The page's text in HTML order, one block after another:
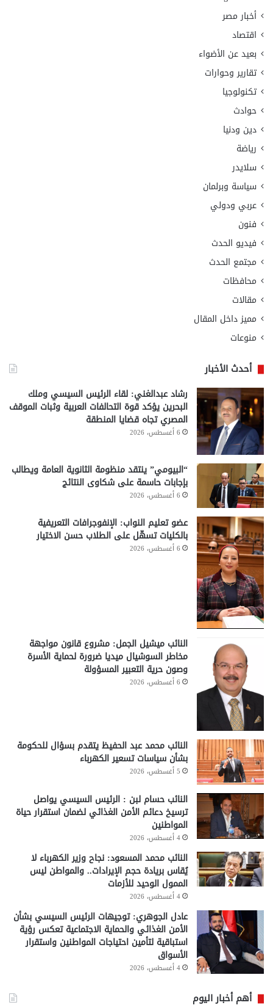
أخبار مصر
اقتصاد
بعيد عن الأضواء
تقارير وحوارات
تكنولوجيا
حوادث
دين ودنيا
رياضة
سلايدر
سياسة وبرلمان
عربي ودولي
فنون
فيديو الحدث
مجتمع الحدث
محافظات
مقالات
مميز داخل المقال
منوعات
أحدث الأخبار
رشاد عبدالغني: لقاء الرئيس السيسي وملك
البحرين يؤكد قوة التحالفات العربية وثبات الموقف
المصري تجاه قضايا المنطقة
6 أغسطس، 2026
“البيومي” ينتقد منظومة الثانوية العامة ويطالب
بإجابات حاسمة على شكاوى النتائج
6 أغسطس، 2026
عضو تعليم النواب: الإنفوجرافات التعريفية
بالكليات تسهّل على الطلاب حسن الاختيار
6 أغسطس، 2026
النائب ميشيل الجمل: مشروع قانون مواجهة
مخاطر السوشيال ميديا ضرورة لحماية الأسرة
وصون حرية التعبير المسؤولة
6 أغسطس، 2026
النائب محمد عبد الحفيظ يتقدم بسؤال للحكومة
بشأن سياسات تسعير الكهرباء
5 أغسطس، 2026
النائب حسام لبن : الرئيس السيسي يواصل
ترسيخ دعائم الأمن الغذائي لضمان استقرار حياة
المواطنين
4 أغسطس، 2026
النائب محمد المسعود: نجاح وزير الكهرباء لا
يُقاس بريادة حجم الإيرادات.. والمواطن ليس
الممول الوحيد للأزمات
4 أغسطس، 2026
عادل الجوهري: توجيهات الرئيس السيسي بشأن
الأمن الغذائي والحماية الاجتماعية تعكس رؤية
استباقية لتأمين احتياجات المواطنين واستقرار
الأسواق
4 أغسطس، 2026
أهم أخبار اليوم